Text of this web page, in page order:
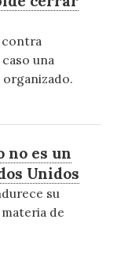
contra
una
no es un
Unidos
su
de